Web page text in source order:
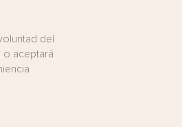
del
aceptará